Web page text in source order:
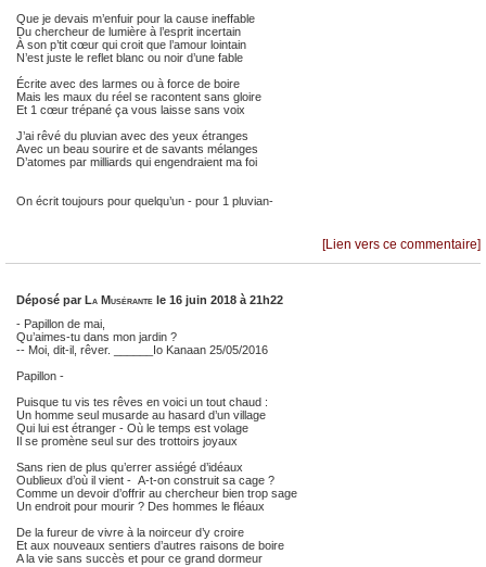
Que je devais m’enfuir pour la cause ineffable
Du chercheur de lumière à l’esprit incertain
À son p’tit cœur qui croit que l’amour lointain
N’est juste le reflet blanc ou noir d’une fable
Écrite avec des larmes ou à force de boire
Mais les maux du réel se racontent sans gloire
Et 1 cœur trépané ça vous laisse sans voix
J’ai rêvé du pluvian avec des yeux étranges
Avec un beau sourire et de savants mélanges
D’atomes par milliards qui engendraient ma foi
On écrit toujours pour quelqu’un - pour 1 pluvian-
[Lien vers ce commentaire]
Déposé par La Musérante le 16 juin 2018 à 21h22
- Papillon de mai,
Qu’aimes-tu dans mon jardin ?
-- Moi, dit-il, rêver. ______Io Kanaan 25/05/2016
Papillon -
Puisque tu vis tes rêves en voici un tout chaud :
Un homme seul musarde au hasard d’un village
Qui lui est étranger - Où le temps est volage
Il se promène seul sur des trottoirs joyaux
Sans rien de plus qu’errer assiégé d’idéaux
Oublieux d’où il vient - A-t-on construit sa cage ?
Comme un devoir d’offrir au chercheur bien trop sage
Un endroit pour mourir ? Des hommes le fléaux
De la fureur de vivre à la noirceur d’y croire
Et aux nouveaux sentiers d’autres raisons de boire
A la vie sans succès et pour ce grand dormeur